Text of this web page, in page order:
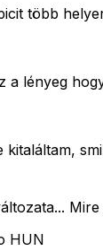
több
a lényeg
kitaláltam,
HUN